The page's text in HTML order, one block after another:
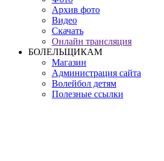
Архив фото
Видео
Скачать
Онлайн трансляция
БОЛЕЛЬЩИКАМ
Магазин
Администрация сайта
Волейбол детям
Полезные ссылки